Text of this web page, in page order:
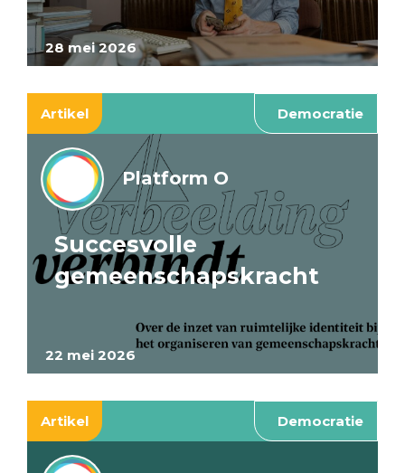
28 mei 2026
Artikel Democratie
22 mei 2026
Platform O
Succesvolle
gemeenschapskracht
Artikel Democratie